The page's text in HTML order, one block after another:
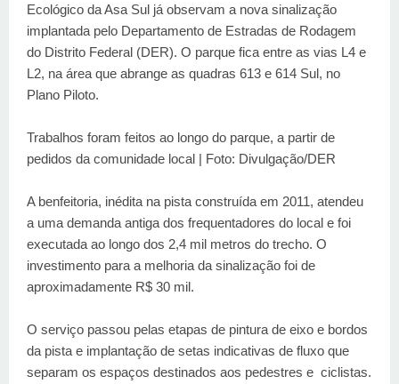
Ecológico da Asa Sul já observam a nova sinalização
implantada pelo Departamento de Estradas de Rodagem
do Distrito Federal (DER). O parque fica entre as vias L4 e
L2, na área que abrange as quadras 613 e 614 Sul, no
Plano Piloto.
Trabalhos foram feitos ao longo do parque, a partir de
pedidos da comunidade local | Foto: Divulgação/DER
A benfeitoria, inédita na pista construída em 2011, atendeu
a uma demanda antiga dos frequentadores do local e foi
executada ao longo dos 2,4 mil metros do trecho. O
investimento para a melhoria da sinalização foi de
aproximadamente R$ 30 mil.
O serviço passou pelas etapas de pintura de eixo e bordos
da pista e implantação de setas indicativas de fluxo que
separam os espaços destinados aos pedestres e ciclistas.